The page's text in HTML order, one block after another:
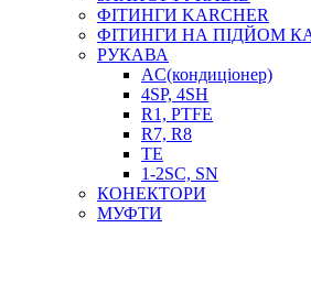
ФІТИНГИ KARCHER
ФІТИНГИ НА ПІДЙОМ
РУКАВА
AC(кондиціонер)
4SP, 4SH
R1, PTFE
R7, R8
TE
1-2SC, SN
КОНЕКТОРИ
МУФТИ